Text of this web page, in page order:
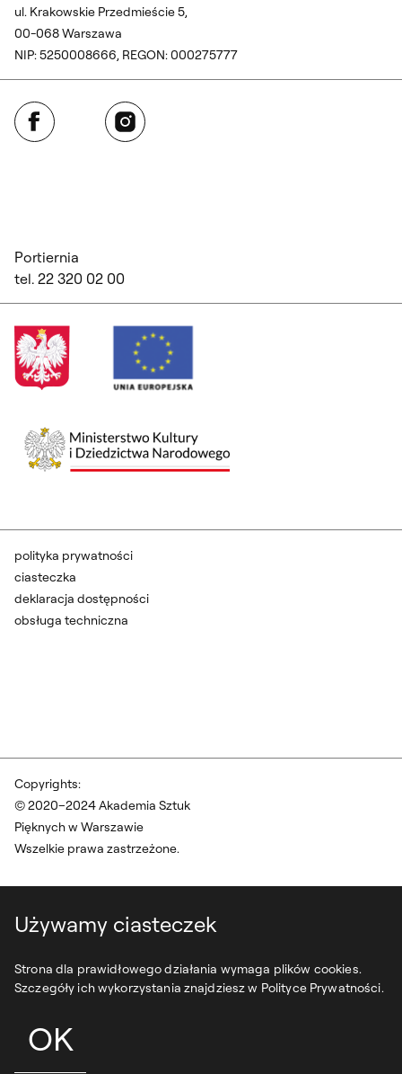
Używamy ciasteczek
Strona dla prawidłowego działania wymaga plików cookies.
Szczegóły ich wykorzystania znajdziesz w Polityce Prywatności.
OK
ul. Krakowskie Przedmieście 5,
00-068 Warszawa
NIP: 5250008666, REGON: 000275777
Facebook Instagram
Portiernia
tel. 22 320 02 00
Copyrights:
© 2020–2024 Akademia Sztuk
Pięknych w Warszawie
Wszelkie prawa zastrzeżone.
polityka prywatności
ciasteczka
deklaracja dostępności
obsługa techniczna
projekt: syfonstudio
development: